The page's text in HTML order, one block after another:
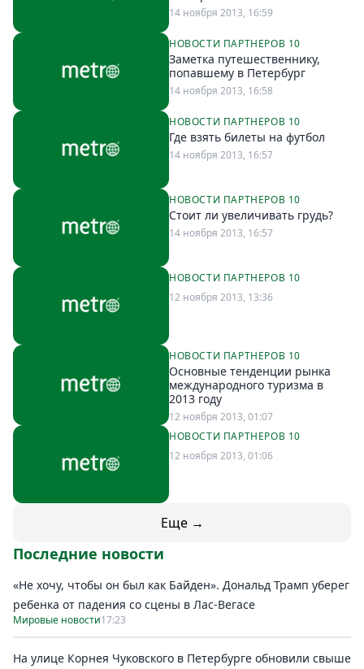
14 ноября 2013, 16:59
НОВОСТИ ПАРТНЕРОВ 10
Заметка путешественнику,
попавшему в Петербург
14 ноября 2013, 16:58
НОВОСТИ ПАРТНЕРОВ 10
Где взять билеты на футбол
14 ноября 2013, 16:57
НОВОСТИ ПАРТНЕРОВ 10
Стоит ли увеличивать грудь?
14 ноября 2013, 16:57
НОВОСТИ ПАРТНЕРОВ 10
12 ноября 2013, 13:36
НОВОСТИ ПАРТНЕРОВ 10
Основные тенденции рынка
международного туризма в
2013 году
12 ноября 2013, 01:07
НОВОСТИ ПАРТНЕРОВ 10
12 ноября 2013, 01:06
Еще →
Последние новости
«Не хочу, чтобы он был как Байден». Дональд Трамп уберег
ребенка от падения со сцены в Лас-Вегасе
Мировые новости17:23
На улице Корнея Чуковского в Петербурге обновили свыше